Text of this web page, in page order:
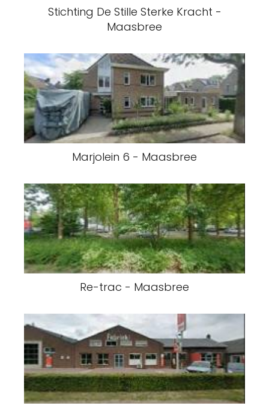
Stichting De Stille Sterke Kracht -
Maasbree
Marjolein 6 - Maasbree
Re-trac - Maasbree